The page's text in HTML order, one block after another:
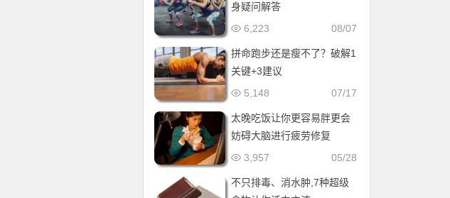
身疑问解答
08/07
6,223
拼命跑步还是瘦不了？破解1
关键+3建议
07/17
5,148
太晚吃饭让你更容易胖更会
妨碍大脑进行疲劳修复
05/28
3,957
不只排毒、消水肿,7种超级